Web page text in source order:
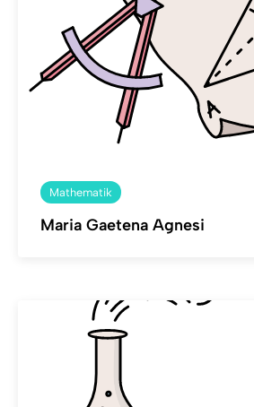
Mathematik
Maria Gaetena Agnesi